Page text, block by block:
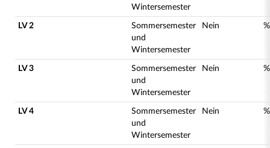
Wintersemester
LV 2
Sommersemester
und
Wintersemester
Nein %
LV 3
Sommersemester
und
Wintersemester
Nein %
LV 4
Sommersemester
und
Wintersemester
Nein %